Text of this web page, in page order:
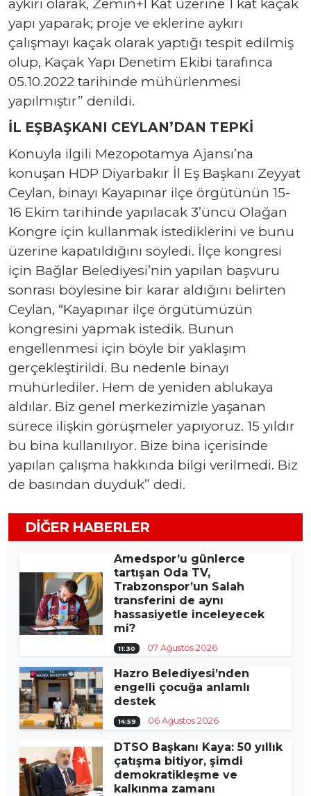
yapı yaparak; proje ve eklerine aykırı
çalışmayı kaçak olarak yaptığı tespit edilmiş
olup, Kaçak Yapı Denetim Ekibi tarafınca
05.10.2022 tarihinde mühürlenmesi
yapılmıştır” denildi.
İL EŞBAŞKANI CEYLAN’DAN TEPKİ
Konuyla ilgili Mezopotamya Ajansı’na
konuşan HDP Diyarbakır İl Eş Başkanı Zeyyat
Ceylan, binayı Kayapınar ilçe örgütünün 15-
16 Ekim tarihinde yapılacak 3’üncü Olağan
Kongre için kullanmak istediklerini ve bunu
üzerine kapatıldığını söyledi. İlçe kongresi
için Bağlar Belediyesi’nin yapılan başvuru
sonrası böylesine bir karar aldığını belirten
Ceylan, “Kayapınar ilçe örgütümüzün
kongresini yapmak istedik. Bunun
engellenmesi için böyle bir yaklaşım
gerçekleştirildi. Bu nedenle binayı
mühürlediler. Hem de yeniden ablukaya
aldılar. Biz genel merkezimizle yaşanan
sürece ilişkin görüşmeler yapıyoruz. 15 yıldır
bu bina kullanılıyor. Bize bina içerisinde
yapılan çalışma hakkında bilgi verilmedi. Biz
de basından duyduk” dedi.
DIĞER HABERLER
Amedspor’u günlerce
tartışan Oda TV,
Trabzonspor’un Salah
transferini de aynı
hassasiyetle inceleyecek
mi?
11:30 07 Ağustos 2026
Hazro Belediyesi’nden
engelli çocuğa anlamlı
destek
14:59 06 Ağustos 2026
DTSO Başkanı Kaya: 50 yıllık
çatışma bitiyor, şimdi
demokratikleşme ve
kalkınma zamanı